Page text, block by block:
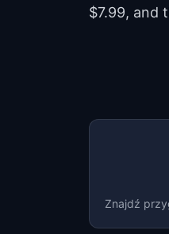
$7.99, and
Znajdź